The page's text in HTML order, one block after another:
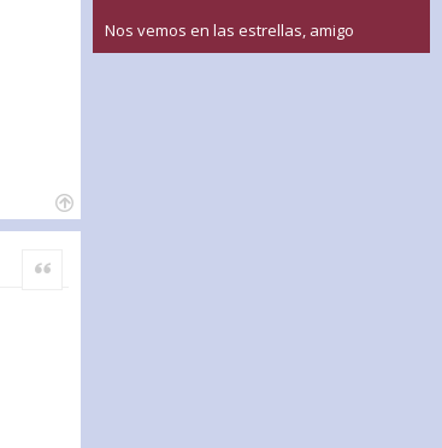
Citar
Nos vemos en las estrellas, amigo